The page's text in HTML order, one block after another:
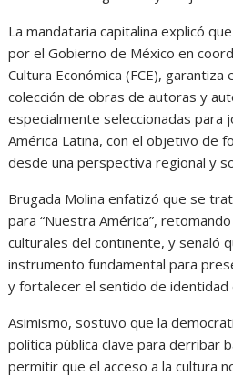
La mandataria capitalina explicó
por el Gobierno de México en
Cultura Económica (FCE),
colección de obras de autoras y
especialmente seleccionadas para
América Latina, con el objetivo de
desde una perspectiva regional y
Brugada Molina enfatizó que se
para “Nuestra América”,
culturales del continente, y señaló
instrumento fundamental para
y fortalecer el sentido de
Asimismo, sostuvo que la
política pública clave para derribar
permitir que el acceso a la cultura